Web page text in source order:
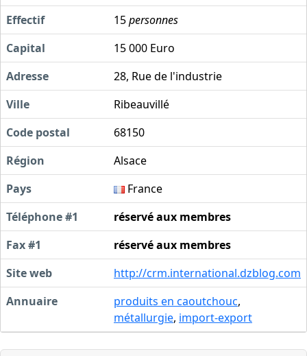
Effectif
15personnes
Capital
15 000 Euro
Adresse
28, Rue de l'industrie
Ville
Ribeauvillé
Code postal
68150
Région
Alsace
Pays
France
Téléphone #1
réservé aux membres
Fax #1
réservé aux membres
Site web
http://crm.international.dzblog.com
Annuaire
produits en caoutchouc,
métallurgie, import-export